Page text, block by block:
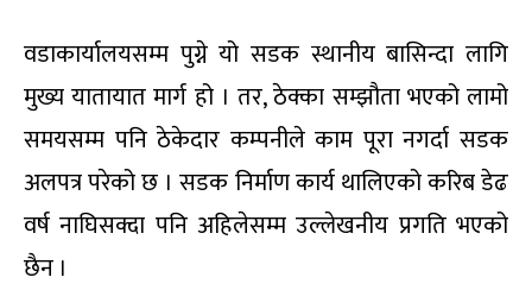
वडाकार्यालयसम्म पुग्ने यो सडक स्थानीय बासिन्दा लागि
मुख्य यातायात मार्ग हो । तर, ठेक्का सम्झौता भएको लामो
समयसम्म पनि ठेकेदार कम्पनीले काम पूरा नगर्दा सडक
अलपत्र परेको छ । सडक निर्माण कार्य थालिएको करिब डेढ
वर्ष नाघिसक्दा पनि अहिलेसम्म उल्लेखनीय प्रगति भएको
छैन ।